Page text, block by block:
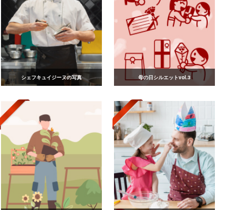
シェフキュイジーヌの写真 母の日シルエットvol.3